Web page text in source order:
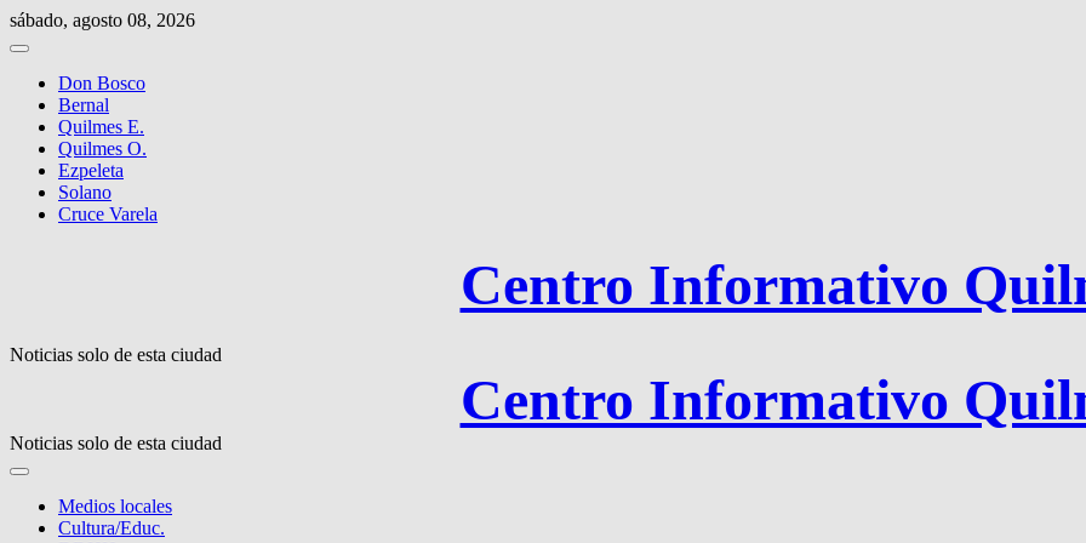
Saltar
al
sábado, agosto 08, 2026
Don Bosco
Bernal
Quilmes E.
Quilmes O.
Ezpeleta
Solano
Cruce Varela
Centro Informativo
Noticias solo de esta ciudad
Centro Informativo
Noticias solo de esta ciudad
Medios locales
Cultura/Educ.